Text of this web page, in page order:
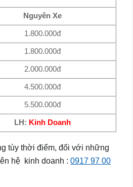
Nguyên Xe
1.800.000đ
1.800.000đ
2.000.000đ
4.500.000đ
5.500.000đ
LH: Kinh Doanh
tùy thời điểm, đối với những
hệ kinh doanh : 0917 97 00